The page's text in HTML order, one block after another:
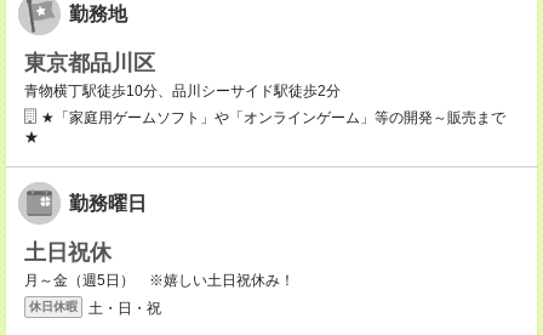
勤務地
東京都品川区
青物横丁駅徒歩10分、品川シーサイド駅徒歩2分
★「家庭用ゲームソフト」や「オンラインゲーム」等の開発～販売まで
★
勤務曜日
土日祝休
月～金（週5日） ※嬉しい土日祝休み！
休日休暇 土・日・祝